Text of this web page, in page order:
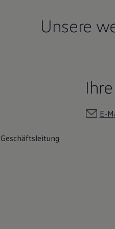
Unsere
E-
Geschäftsleitung